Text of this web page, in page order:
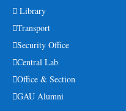
Library
Transport
Security Office
Central Lab
Office & Section
GAU Alumni